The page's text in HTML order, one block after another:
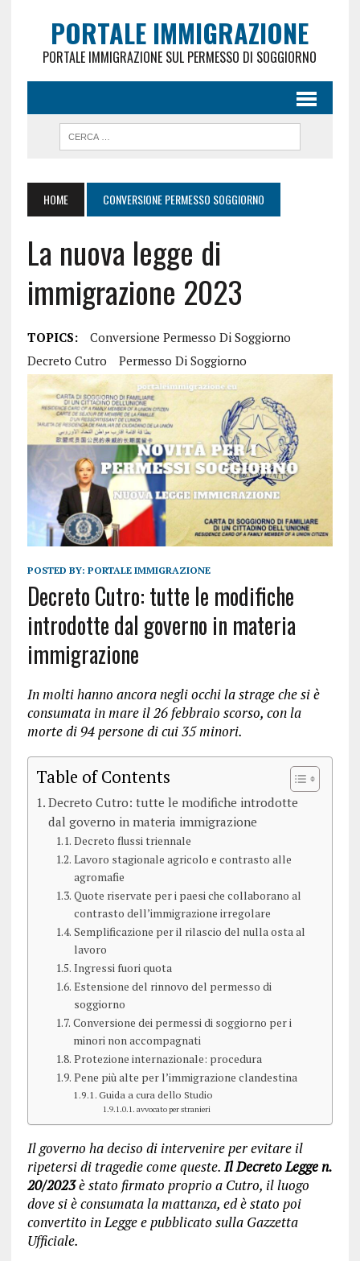
PORTALE IMMIGRAZIONE
PORTALE IMMIGRAZIONE SUL PERMESSO DI SOGGIORNO
HOME CONVERSIONE PERMESSO SOGGIORNO
La nuova legge di
immigrazione 2023
TOPICS:
Conversione Permesso Di Soggiorno
Decreto Cutro
Permesso Di Soggiorno
POSTED BY: PORTALE IMMIGRAZIONE
Decreto Cutro: tutte le modifiche
introdotte dal governo in materia
immigrazione
In molti hanno ancora negli occhi la strage che si è
consumata in mare il 26 febbraio scorso, con la
morte di 94 persone di cui 35 minori.
Table of Contents
Decreto Cutro: tutte le modifiche introdotte
dal governo in materia immigrazione
Decreto flussi triennale
Lavoro stagionale agricolo e contrasto alle
agromafie
Quote riservate per i paesi che collaborano al
contrasto dell’immigrazione irregolare
Semplificazione per il rilascio del nulla osta al
lavoro
Ingressi fuori quota
Estensione del rinnovo del permesso di
soggiorno
Conversione dei permessi di soggiorno per i
minori non accompagnati
Protezione internazionale: procedura
Pene più alte per l’immigrazione clandestina
Guida a cura dello Studio
avvocato per stranieri
Il governo ha deciso di intervenire per evitare il
ripetersi di tragedie come queste. Il Decreto Legge n.
20/2023è stato firmato proprio a Cutro, il luogo
dove si è consumata la mattanza, ed è stato poi
convertito in Legge e pubblicato sulla Gazzetta
Ufficiale.